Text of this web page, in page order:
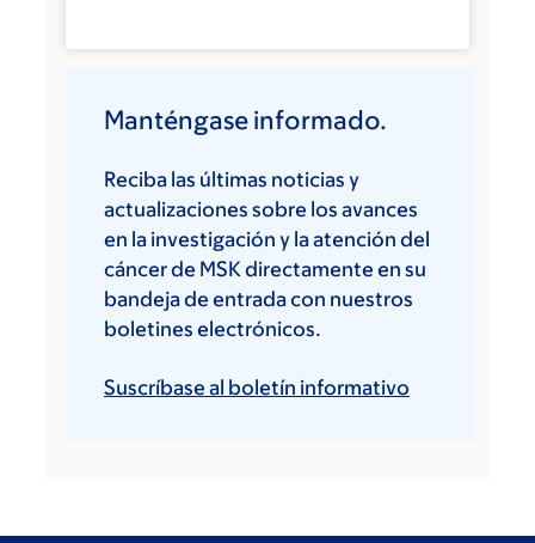
Manténgase informado.
Reciba las últimas noticias y
actualizaciones sobre los avances
en la investigación y la atención del
cáncer de MSK directamente en su
bandeja de entrada con nuestros
boletines electrónicos.
Suscríbase al boletín informativo